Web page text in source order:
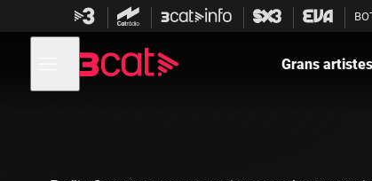
contingut
menú
de
Grans